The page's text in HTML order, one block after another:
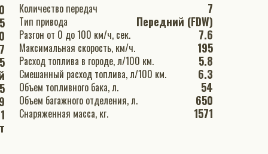
Количество передач 7
Тип привода Передний (FDW)
Разгон от 0 до 100 км/ч, сек. 7.6
Максимальная скорость, км/ч. 195
Расход топлива в городе, л/100 км. 5.8
Смешанный расход топлива, л/100 км. 6.3
Объем топливного бака, л. 54
Объем багажного отделения, л. 650
Снаряженная масса, кг. 1571